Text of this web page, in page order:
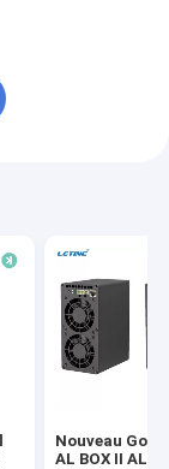
Nouveau
AL BOX II